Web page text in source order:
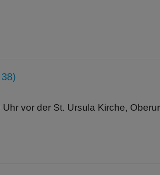
vor der St. Ursula Kirche,